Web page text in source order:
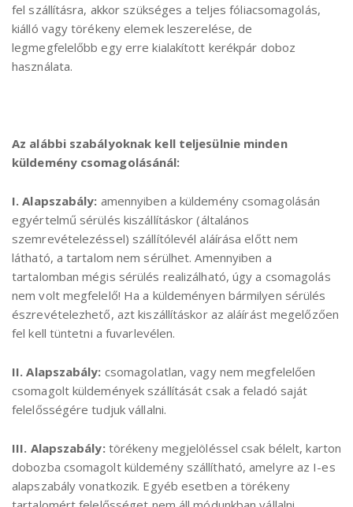
fel szállításra, akkor szükséges a teljes fóliacsomagolás,
kiálló vagy törékeny elemek leszerelése, de
legmegfelelőbb egy erre kialakított kerékpár doboz
használata.
Az alábbi szabályoknak kell teljesülnie minden
küldemény csomagolásánál:
I. Alapszabály: amennyiben a küldemény csomagolásán
egyértelmű sérülés kiszállításkor (általános
szemrevételezéssel) szállítólevél aláírása előtt nem
látható, a tartalom nem sérülhet. Amennyiben a
tartalomban mégis sérülés realizálható, úgy a csomagolás
nem volt megfelelő! Ha a küldeményen bármilyen sérülés
észrevételezhető, azt kiszállításkor az aláírást megelőzően
fel kell tüntetni a fuvarlevélen.
II. Alapszabály: csomagolatlan, vagy nem megfelelően
csomagolt küldemények szállítását csak a feladó saját
felelősségére tudjuk vállalni.
III. Alapszabály:törékeny megjelöléssel csak bélelt, karton
dobozba csomagolt küldemény szállítható, amelyre az I-es
alapszabály vonatkozik. Egyéb esetben a törékeny